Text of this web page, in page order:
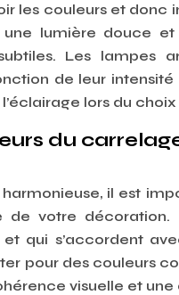
les couleurs et donc
une lumière douce
Les lampes
de leur
lors du
du
il est
de votre
qui s’accordent
pour des couleurs
visuelle et